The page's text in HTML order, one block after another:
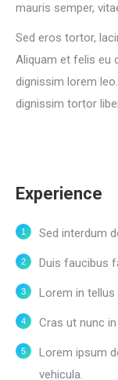
mauris semper,
Sed eros tortor,
Aliquam et felis eu
dignissim lorem
dignissim tortor
Experience
Sed interdum
Duis faucibus
Lorem in
Cras ut nunc
Lorem ipsum
vehicula.